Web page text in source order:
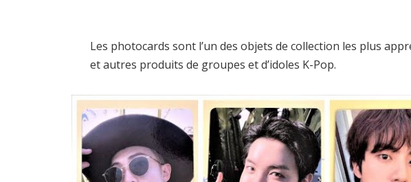
Les photocards sont l’un des objets de collection les plus
et autres produits de groupes et d’idoles K-Pop.